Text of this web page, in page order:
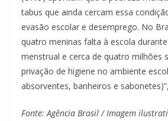
tabus que ainda cercam essa
evasão escolar e desemprego. No
quatro meninas falta à escola
menstrual e cerca de quatro milhões
privação de higiene no ambiente
absorventes, banheiros e
Fonte: Agência Brasil / Imagem